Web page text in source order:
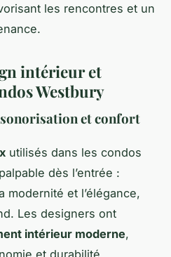
les rencontres et un
intérieur et
Westbury
et confort
utilisés dans les condos
dès l’entrée :
modernité et l’élégance,
Les designers ont
intérieur moderne,
et durabilité.